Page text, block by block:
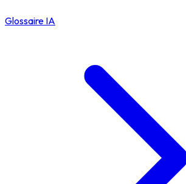
Glossaire IA